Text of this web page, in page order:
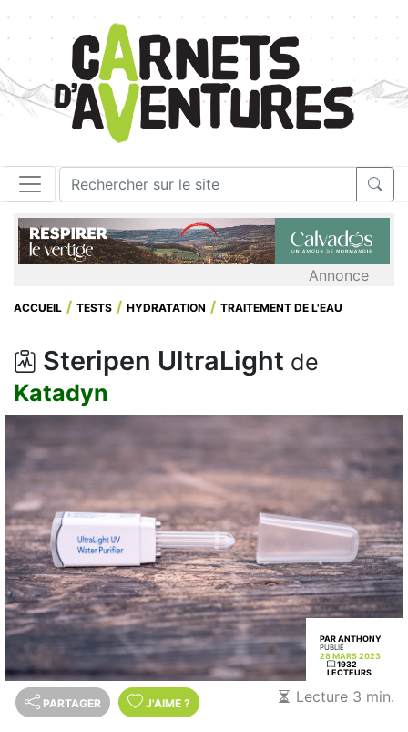
Annonce
ACCUEIL TESTS HYDRATATION TRAITEMENT DE L'EAU
Steripen UltraLight de
Katadyn
PAR ANTHONY
PUBLIÉ
28 MARS 2023
1932
LECTEURS
PARTAGER J'AIME ? Lecture 3 min.